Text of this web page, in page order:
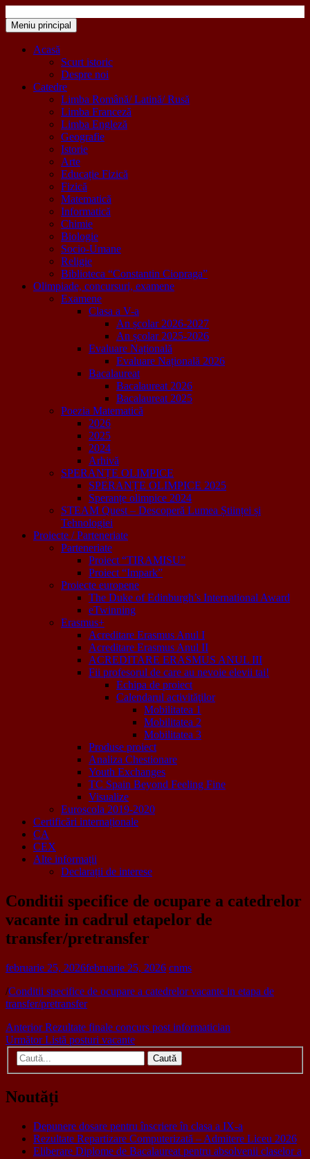
la
conținut
Colegiul Național „Mihail Sadoveanu” Pașcani
"Inima educației este educația inimii!"
Meniu principal
Acasă
Scurt istoric
Despre noi
Catedre
Limba Română/ Latină/ Rusă
Limba Franceză
Limba Engleză
Geografie
Istorie
Arte
Educație Fizică
Fizică
Matematică
Informatică
Chimie
Biologie
Socio-Umane
Religie
Biblioteca “Constantin Ciopraga”
Olimpiade, concursuri, examene
Examene
Clasa a V-a
An școlar 2026-2027
An școlar 2025-2026
Evaluare Națională
Evaluare Națională 2026
Bacalaureat
Bacalaureat 2026
Bacalaureat 2025
Poezia Matematică
2026
2025
2024
Arhivă
SPERANȚE OLIMPICE
SPERANȚE OLIMPICE 2025
Speranțe olimpice 2024
STEAM Quest – Descoperă Lumea Științei și
Tehnologiei
Proiecte / Parteneriate
Parteneriate
Proiect “TIRAMISU”
Proiect “Impark”
Proiecte europene
The Duke of Edinburgh’s International Award
eTwinning
Erasmus+
Acreditare Erasmus Anul I
Acreditare Erasmus Anul II
ACREDITARE ERASMUS ANUL III
Fii profesorul de care au nevoie elevii tai!
Echipa de proiect
Calendarul activităţilor
Mobilitatea 1
Mobilitatea 2
Mobilitatea 3
Produse proiect
Analiza Chestionare
Youth Exchanges
TC Spain Beyond Feeling Fine
Visualize
Euroscola 2019-2020
Certificări internaționale
CA
CEX
Alte informații
Declarații de interese
Conditii specifice de ocupare a catedrelor
vacante in cadrul etapelor de
transfer/pretransfer
februarie 25, 2026februarie 25, 2026 cnms
/Conditii specifice de ocupare a catedrelor vacante in etapa de
transfer/pretransfer
Navigare
în
articole
Anterior Articolul
anterior:
Rezultate finale concurs post informatician
Următor Articolul
următor:
Listă posturi vacante
Caută
după:
Noutăți
Depunere dosare pentru înscriere în clasa a IX-a
Rezultate Repartizare Computerizată – Admitere Liceu 2026
Eliberare Diplome de Bacalaureat pentru absolvenii claselor a